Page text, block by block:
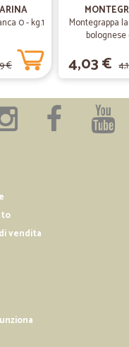
Rosa maria M.
acquistato. Lo consiglio a tutti
0 - kg.1
€
Montegrappa
bolognese
4,03 €
vendita